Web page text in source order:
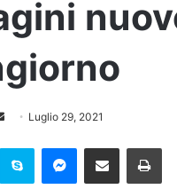
Luglio 29, 2021